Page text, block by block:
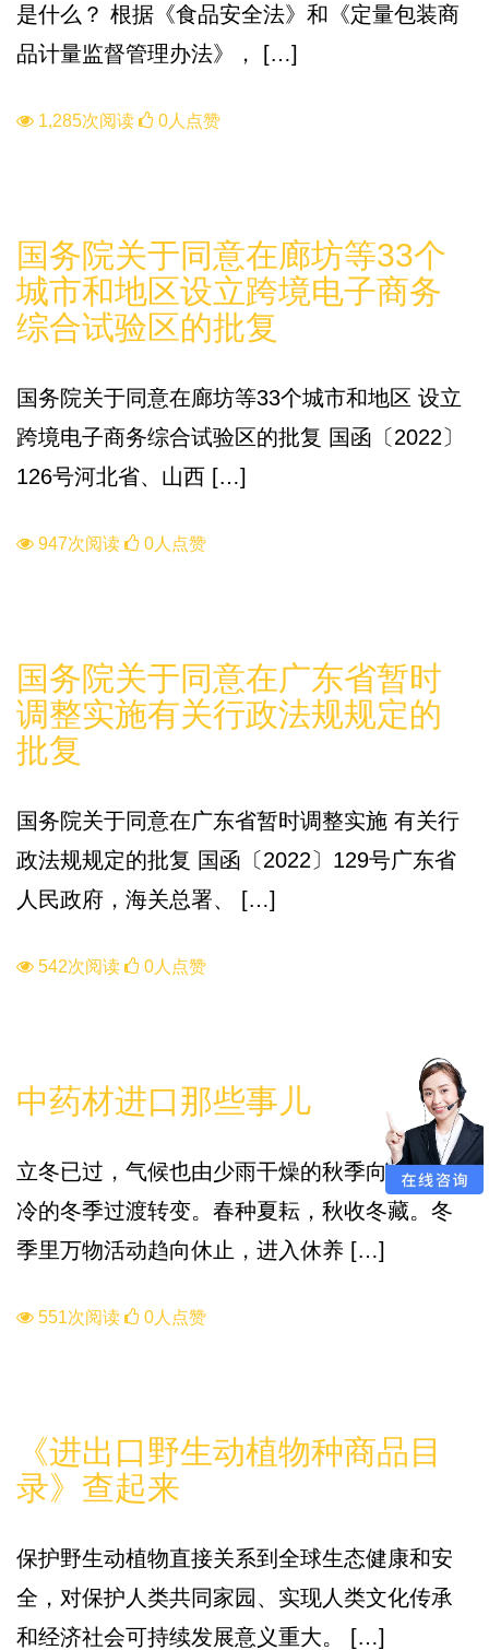
是什么？ 根据《食品安全法》和《定量包装商
品计量监督管理办法》， […]
1,285次阅读 0人点赞
国务院关于同意在廊坊等33个
城市和地区设立跨境电子商务
综合试验区的批复
国务院关于同意在廊坊等33个城市和地区 设立
跨境电子商务综合试验区的批复 国函〔2022〕
126号河北省、山西 […]
947次阅读 0人点赞
国务院关于同意在广东省暂时
调整实施有关行政法规规定的
批复
国务院关于同意在广东省暂时调整实施 有关行
政法规规定的批复 国函〔2022〕129号广东省
人民政府，海关总署、 […]
542次阅读 0人点赞
中药材进口那些事儿
立冬已过，气候也由少雨干燥的秋季向阴雨寒
冷的冬季过渡转变。春种夏耘，秋收冬藏。冬
季里万物活动趋向休止，进入休养 […]
551次阅读 0人点赞
《进出口野生动植物种商品目
录》查起来
保护野生动植物直接关系到全球生态健康和安
全，对保护人类共同家园、实现人类文化传承
和经济社会可持续发展意义重大。 […]